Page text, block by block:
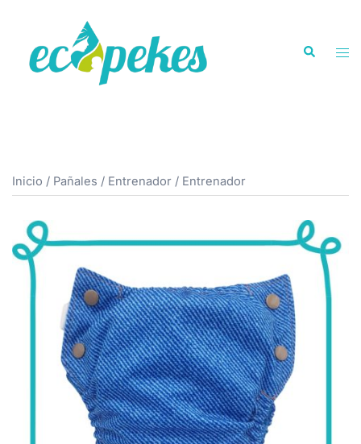
contenido
Buscar
Inicio / Pañales / Entrenador / Entrenador